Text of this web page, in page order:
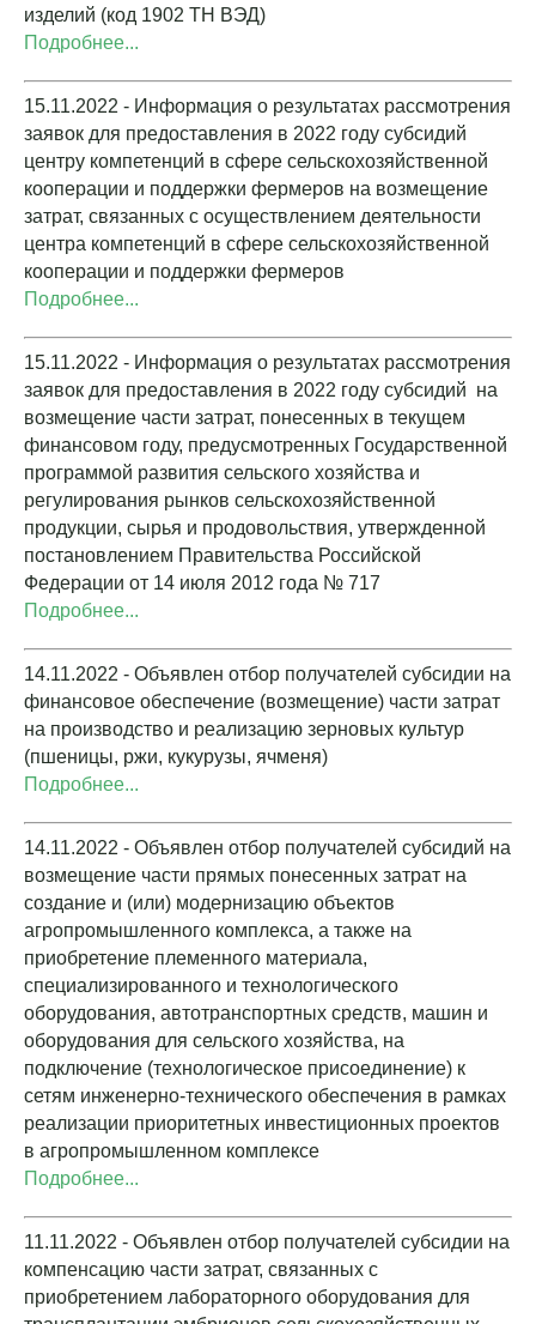
изделий (код 1902 ТН ВЭД)
Подробнее...
15.11.2022 - Информация о результатах рассмотрения
заявок для предоставления в 2022 году субсидий
центру компетенций в сфере сельскохозяйственной
кооперации и поддержки фермеров на возмещение
затрат, связанных с осуществлением деятельности
центра компетенций в сфере сельскохозяйственной
кооперации и поддержки фермеров
Подробнее...
15.11.2022 - Информация о результатах рассмотрения
заявок для предоставления в 2022 году субсидий на
возмещение части затрат, понесенных в текущем
финансовом году, предусмотренных Государственной
программой развития сельского хозяйства и
регулирования рынков сельскохозяйственной
продукции, сырья и продовольствия, утвержденной
постановлением Правительства Российской
Федерации от 14 июля 2012 года № 717
Подробнее...
14.11.2022 - Объявлен отбор получателей субсидии на
финансовое обеспечение (возмещение) части затрат
на производство и реализацию зерновых культур
(пшеницы, ржи, кукурузы, ячменя)
Подробнее...
14.11.2022 - Объявлен отбор получателей субсидий на
возмещение части прямых понесенных затрат на
создание и (или) модернизацию объектов
агропромышленного комплекса, а также на
приобретение племенного материала,
специализированного и технологического
оборудования, автотранспортных средств, машин и
оборудования для сельского хозяйства, на
подключение (технологическое присоединение) к
сетям инженерно-технического обеспечения в рамках
реализации приоритетных инвестиционных проектов
в агропромышленном комплексе
Подробнее...
11.11.2022 - Объявлен отбор получателей субсидии на
компенсацию части затрат, связанных с
приобретением лабораторного оборудования для